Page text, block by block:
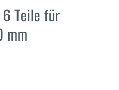
Teile für
mm